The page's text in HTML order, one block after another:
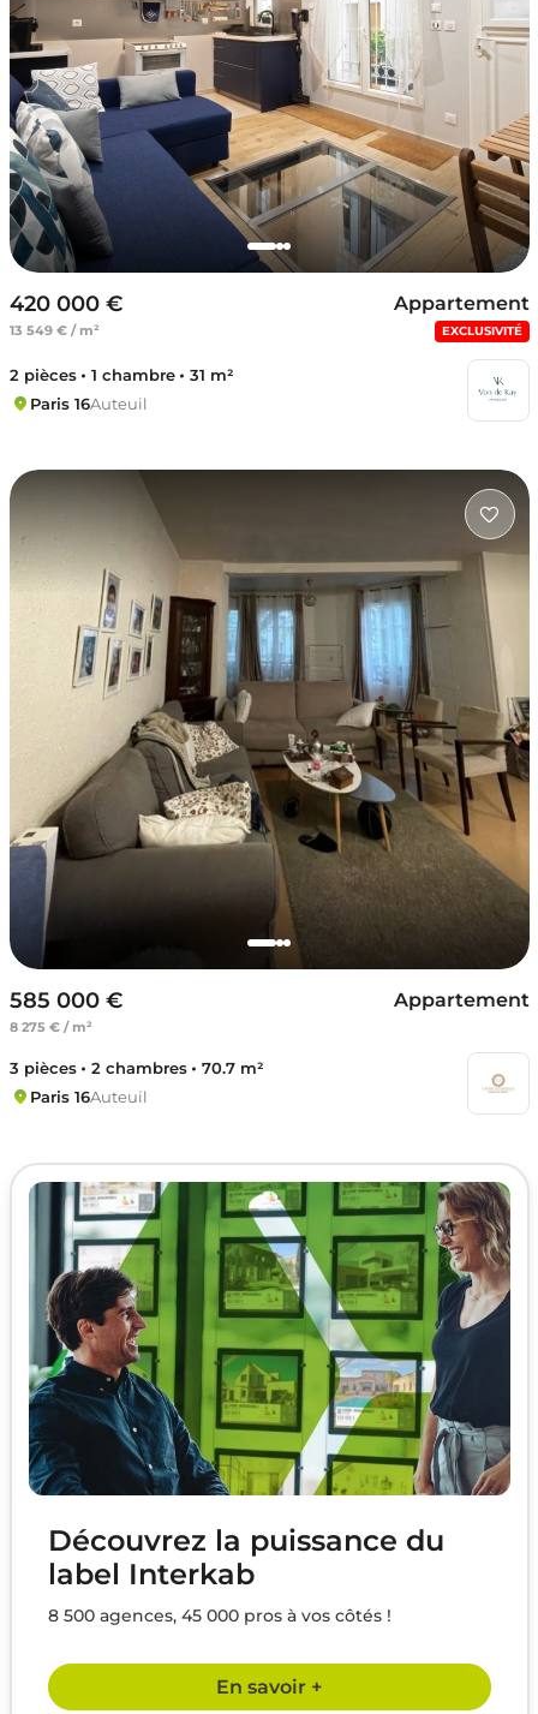
420 000 €
13 549 € / m²
Appartement
EXCLUSIVITÉ
2 pièces 1 chambre
31 m²
Paris 16Auteuil
585 000 €
8 275 € / m²
Appartement
3 pièces 2 chambres
70.7 m²
Paris 16Auteuil
Découvrez la puissance du
label Interkab
8 500 agences, 45 000 pros à vos côtés !
En savoir +